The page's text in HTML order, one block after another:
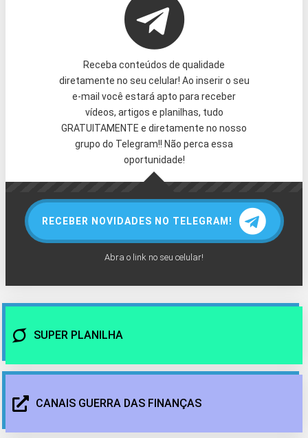
Receba conteúdos de qualidade
diretamente no seu celular! Ao inserir o seu
e-mail você estará apto para receber
vídeos, artigos e planilhas, tudo
GRATUITAMENTE e diretamente no nosso
grupo do Telegram!! Não perca essa
oportunidade!
RECEBER NOVIDADES NO TELEGRAM!
Abra o link no seu celular!
SUPER PLANILHA
CANAIS GUERRA DAS FINANÇAS